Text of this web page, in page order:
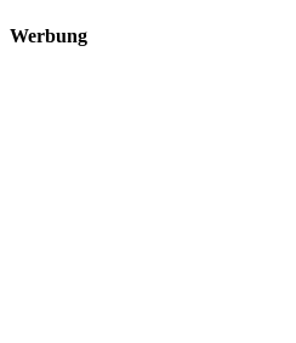
Werbung